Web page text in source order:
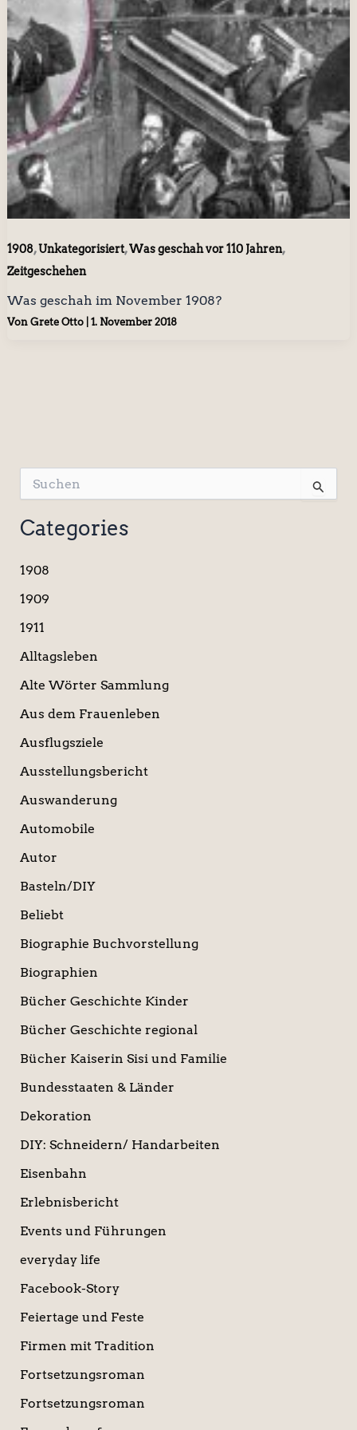
1908,Unkategorisiert,Was geschah vor 110 Jahren,
Zeitgeschehen
Was geschah im November 1908?
Von Grete Otto 1. November 2018
u
c
h
n
a
h
Categories
1908
1909
1911
Alltagsleben
Alte Wörter Sammlung
Aus dem Frauenleben
Ausflugsziele
Ausstellungsbericht
Auswanderung
Automobile
Autor
Basteln/DIY
Beliebt
Biographie Buchvorstellung
Biographien
Bücher Geschichte Kinder
Bücher Geschichte regional
Bücher Kaiserin Sisi und Familie
Bundesstaaten & Länder
Dekoration
DIY: Schneidern/ Handarbeiten
Eisenbahn
Erlebnisbericht
Events und Führungen
everyday life
Facebook-Story
Feiertage und Feste
Firmen mit Tradition
Fortsetzungsroman
Fortsetzungsroman